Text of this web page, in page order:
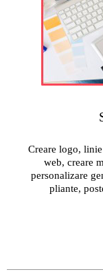
Creare logo,
web, creare
personalizare
pliante,